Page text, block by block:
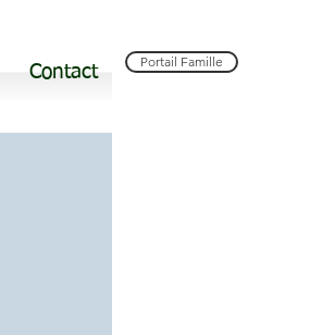
Contact
Portail Famille